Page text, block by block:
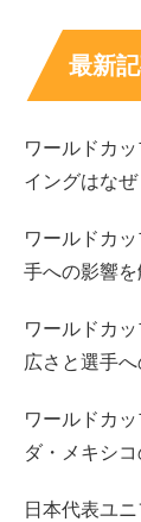
最新
ワールドカ
イングはな
ワールドカ
手への影響を
ワールドカ
広さと選手
ワールドカ
ダ・メキシ
日本代表ユ